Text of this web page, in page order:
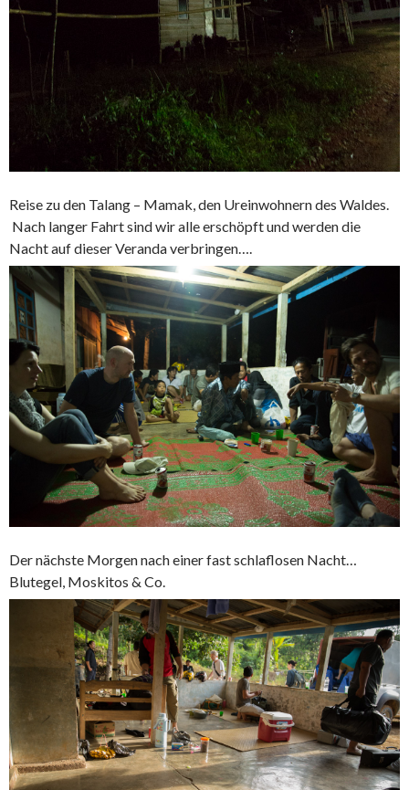
Reise zu den Talang – Mamak, den Ureinwohnern des Waldes.
Nach langer Fahrt sind wir alle erschöpft und werden die
Nacht auf dieser Veranda verbringen….
Der nächste Morgen nach einer fast schlaflosen Nacht…
Blutegel, Moskitos & Co.